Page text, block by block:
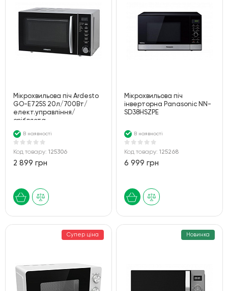
Мiкрохвильова пiч Ardesto
GO-E725S 20л/700Вт/
елект.управлiння/
срiбляста
В наявності
Код товару: 125306
2 899 грн
Мікрохвильова піч
інверторна Panasonic NN-
SD38HSZPE
В наявності
Код товару:125268
6 999 грн
Супер ціна Новинка